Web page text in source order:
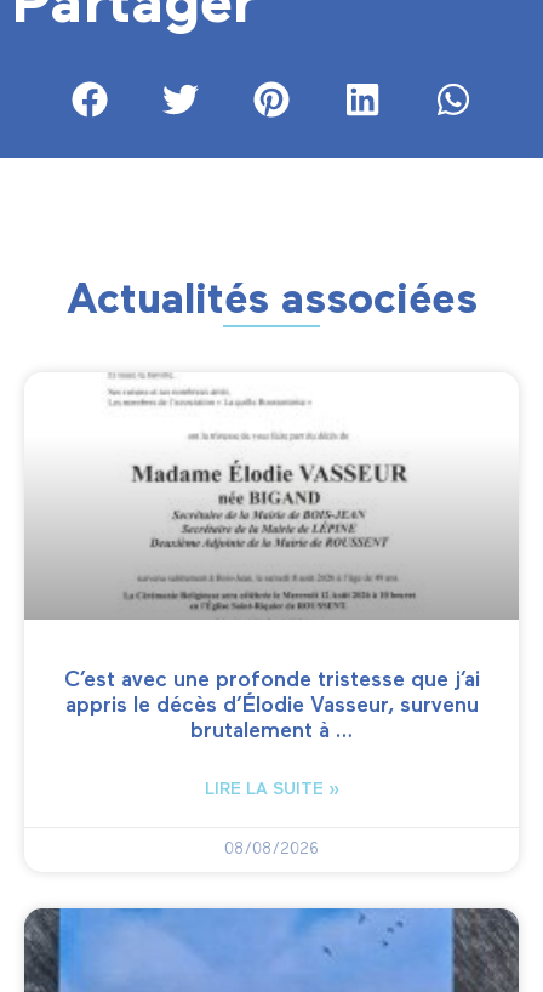
Actualités associées
C’est avec une profonde tristesse que j’ai
appris le décès d’Élodie Vasseur, survenu
brutalement à …
LIRE LA SUITE »
08/08/2026